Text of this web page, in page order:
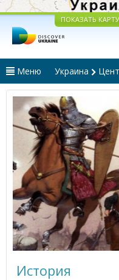
ПОКАЗАТЬ КАРТУ
Меню Украина
История